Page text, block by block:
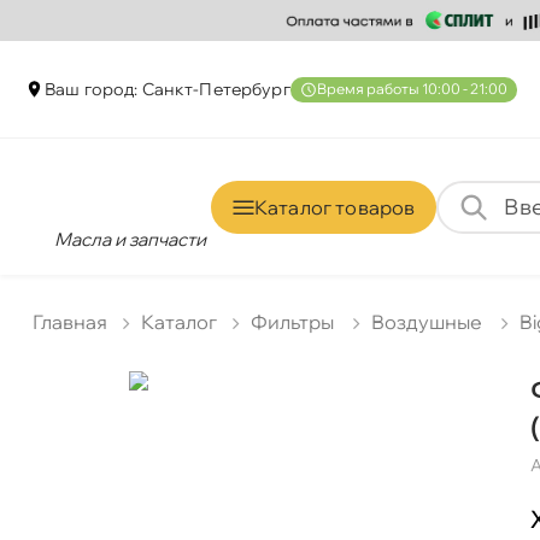
аш город: Санкт-Петербур ремя работы 10:00 - 21:00
Масла и запчасти
Каталог товаро
Главная Катало Фильтры оздушные